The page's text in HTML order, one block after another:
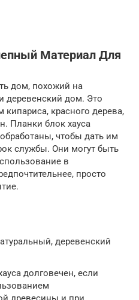
Материал Для
дом, похожий на
деревенский дом. Это
красного дерева,
Планки блок хауса
чтобы дать им
службы. Они могут быть
в
просто
деревенский
долговечен, если